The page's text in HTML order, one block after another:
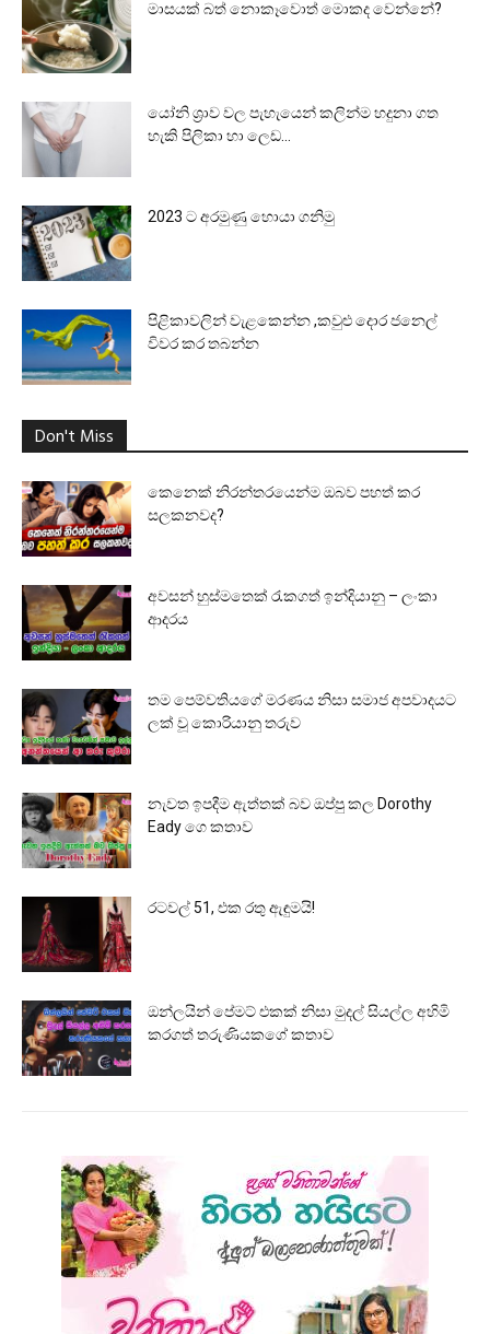
මාසයක් බත් නොකෑවොත් මොකද වෙන්නේ?
යෝනි ශ්‍රාව වල පැහැයෙන් කලින්ම හදුනා ගත
හැකි පිලිකා හා ලෙඩ...
2023 ට අරමුණු හොයා ගනිමු
පිළිකාවලින් වැළකෙන්න ,කවුළු දොර ජනෙල්
විවර කර තබන්න
Don't Miss
කෙනෙක් නිරන්තරයෙන්ම ඔබව පහත් කර
සලකනවද?
අවසන් හුස්මතෙක් රැකගත් ඉන්දියානු – ලංකා
ආදරය
තම පෙම්වතියගේ මරණය නිසා සමාජ අපවාදයට
ලක් වූ කොරියානු තරුව
නැවත ඉපදීම ඇත්තක් බව ඔප්පු කල Dorothy
Eady ගෙ කතාව
රටවල් 51, එක රතු ඇඳුමයි!
ඔන්ලයින් පේමට් එකක් නිසා මුදල් සියල්ල අහිමි
කරගත් තරුණියකගේ කතාව